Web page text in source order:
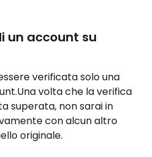
un account su
verificata solo una
volta che la verifica
superata, non sarai in
con alcun altro
originale.